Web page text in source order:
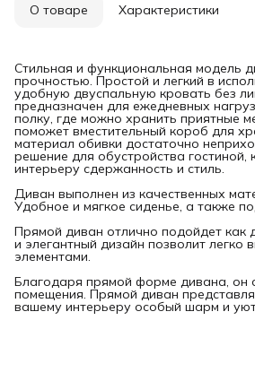
О товаре Характеристики
Стильная и функциональная модель
прочностью. Простой и легкий в
удобную двуспальную кровать без
предназначен для ежедневных
полку, где можно хранить приятные
поможет вместительный короб для
материал обивки достаточно
решение для обустройства гостиной,
интерьеру сдержанность и стиль.
Диван выполнен из качественных
Удобное и мягкое сиденье, а также
Прямой диван отлично подойдет как
и элегантный дизайн позволит
элементами.
Благодаря прямой форме дивана, он
помещения. Прямой диван
вашему интерьеру особый шарм и